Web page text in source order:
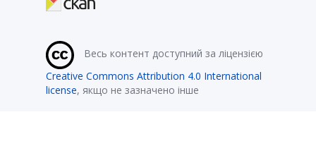
Весь контент доступний за ліцензією
Creative Commons Attribution 4.0 International
license, якщо не зазначено інше